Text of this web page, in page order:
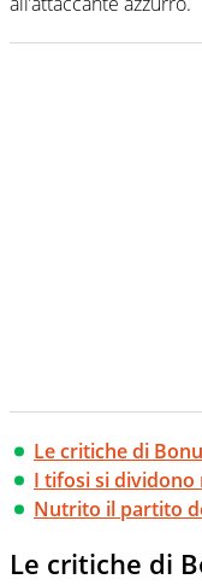
Le critiche di
I tifosi si dividono
Nutrito il partito
Le critiche di